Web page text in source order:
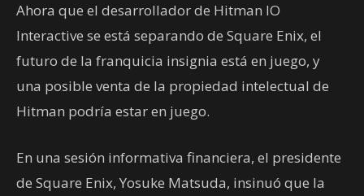
Ahora que el desarrollador de Hitman IO
Interactive se está separando de Square Enix, el
futuro de la franquicia insignia está en juego, y
una posible venta de la propiedad intelectual de
Hitman podría estar en juego.
En una sesión informativa financiera, el presidente
de Square Enix, Yosuke Matsuda, insinuó que la